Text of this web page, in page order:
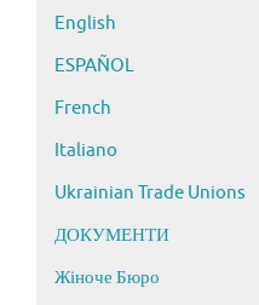
English
ESPAÑOL
French
Italiano
Ukrainian Trade Unions
ДОКУМЕНТИ
Жіноче Бюро